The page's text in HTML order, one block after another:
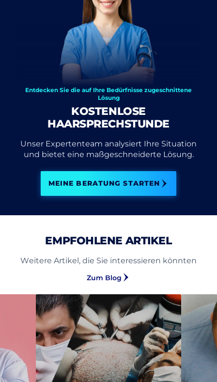
Entdecken Sie die auf Ihre Bedürfnisse zugeschnittene
Lösung
KOSTENLOSE
HAARSPRECHSTUNDE
Unser Expertenteam analysiert Ihre Situation
und bietet eine maßgeschneiderte Lösung.
MEINE BERATUNG STARTEN
EMPFOHLENE ARTIKEL
Weitere Artikel, die Sie interessieren könnten
Zum Blog